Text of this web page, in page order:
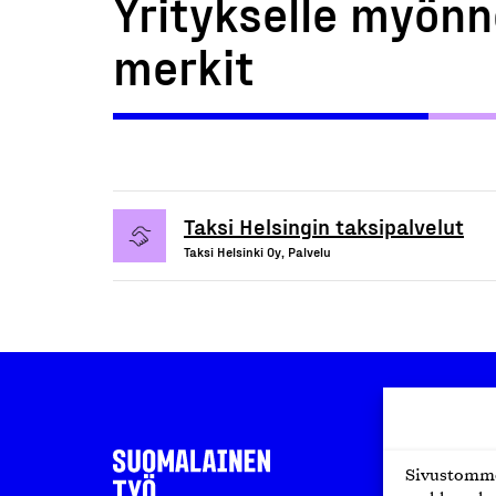
Yritykselle
merkit
Taksi Helsingin taksipalvelut
Taksi Helsinki Oy, Palvelu